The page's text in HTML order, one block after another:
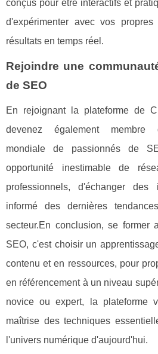
conçus pour être interactifs et
d'expérimenter avec vos
résultats en temps réel.
Rejoindre une
de SEO
En rejoignant la plateforme de
devenez également membre
mondiale de passionnés de
opportunité inestimable de
professionnels, d'échanger
informé des dernières
secteur.En conclusion, se former
SEO, c'est choisir un
contenu et en ressources, pour
en référencement à un niveau
novice ou expert, la plateforme
maîtrise des techniques
l'univers numérique d'aujourd'hui.